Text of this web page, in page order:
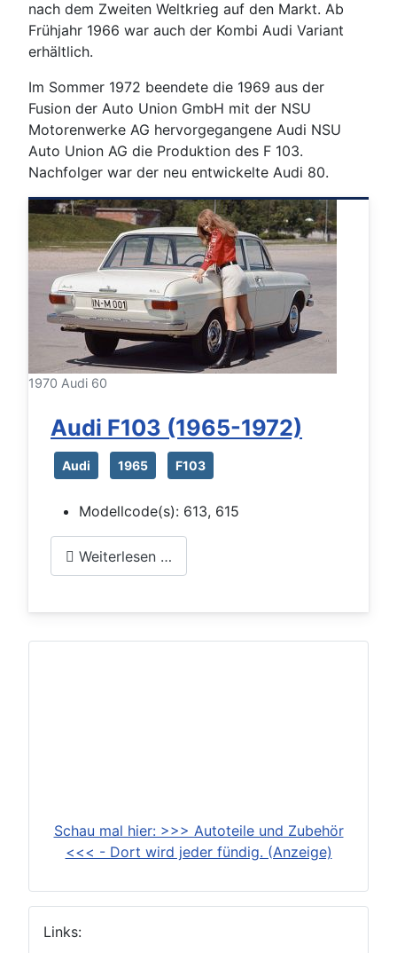
nach dem Zweiten Weltkrieg auf den Markt. Ab
Frühjahr 1966 war auch der Kombi Audi Variant
erhältlich.
Im Sommer 1972 beendete die 1969 aus der
Fusion der Auto Union GmbH mit der NSU
Motorenwerke AG hervorgegangene Audi NSU
Auto Union AG die Produktion des F 103.
Nachfolger war der neu entwickelte Audi 80.
1970 Audi 60
Audi F103 (1965-1972)
Audi 1965 F103
Modellcode(s): 613, 615
Weiterlesen …
Schau mal hier: >>> Autoteile und Zubehör
<<< - Dort wird jeder fündig. (Anzeige)
Links: